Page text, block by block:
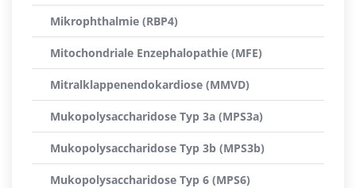
Mikrophthalmie (RBP4)
Mitochondriale Enzephalopathie (MFE)
Mitralklappenendokardiose (MMVD)
Mukopolysaccharidose Typ 3a (MPS3a)
Mukopolysaccharidose Typ 3b (MPS3b)
Mukopolysaccharidose Typ 6 (MPS6)